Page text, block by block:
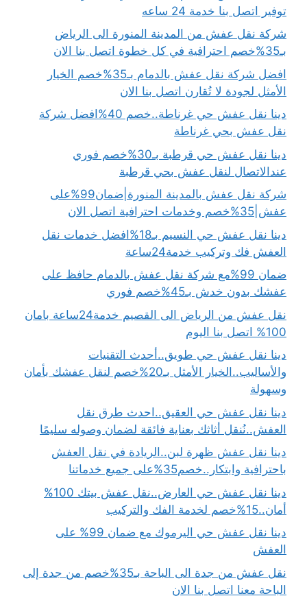
توفير اتصل بنا خدمة 24 ساعه
شركة نقل عفش من المدينة المنورة الى الرياض
بـ35%خصم احترافية في كل خطوة اتصل بنا الان
افضل شركة نقل عفش بالدمام بـ35%خصم الخيار
الأمثل لجودة لا تُقارن اتصل بنا الان
دينا نقل عفش حي غرناطة..خصم 40%افضل شركة
نقل عفش بحي غرناطة
دينا نقل عفش حي قرطبة بـ30%خصم فوري
عندالاتصال لنقل عفش بحي قرطبة
شركة نقل عفش بالمدينة المنورة|ضمان99%على
عفش|35%خصم وخدمات احترافية اتصل الان
دينا نقل عفش حي النسيم بـ18%افضل خدمات نقل
العفش فك وتركيب خدمة24ساعة
ضمان 99%مع شركة نقل عفش بالدمام حافظ على
عفشك بدون خدش بـ45%خصم فوري
نقل عفش من الرياض الى القصيم خدمة24ساعة بامان
100% اتصل بنا اليوم
دينا نقل عفش حي طويق..أحدث التقنيات
والأساليب..الخيار الأمثل بـ20%خصم لنقل عفشك بأمان
وسهولة
دينا نقل عفش حي العقيق..احدث طرق نقل
العفش..نُنقل أثاثك بعناية فائقة لضمان وصوله سليمًا
دينا نقل عفش ظهرة لبن..الريادة في نقل العفش
باحترافية وابتكار..خصم35%على جميع خدماتنا
دينا نقل عفش حي العارض..نقل عفش بيتك 100%
أمان..15%خصم لخدمة الفك والتركيب
دينا نقل عفش حي اليرموك مع ضمان 99% على
العفش
نقل عفش من جدة الى الباحة بـ35%خصم من جدة إلى
الباحة معنا اتصل بنا الان